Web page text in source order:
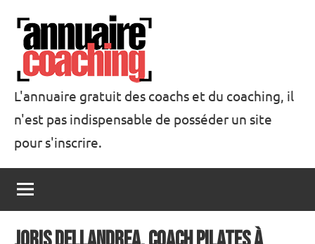
contenu
Annuaire
Coaching
L'annuaire gratuit des coachs et du coaching, il
n'est pas indispensable de posséder un site
pour s'inscrire.